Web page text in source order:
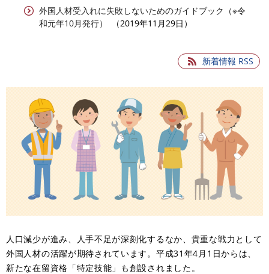
外国人材受入れに失敗しないためのガイドブック（※令
和元年10月発行）
2019年11月29日
新着情報 RSS
人口減少が進み、人手不足が深刻化するなか、貴重な戦力として
外国人材の活躍が期待されています。平成31年4月1日からは、
新たな在留資格「特定技能」も創設されました。